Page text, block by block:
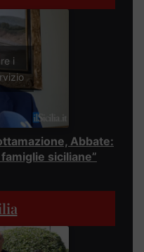
i
Abbate:
siciliane”